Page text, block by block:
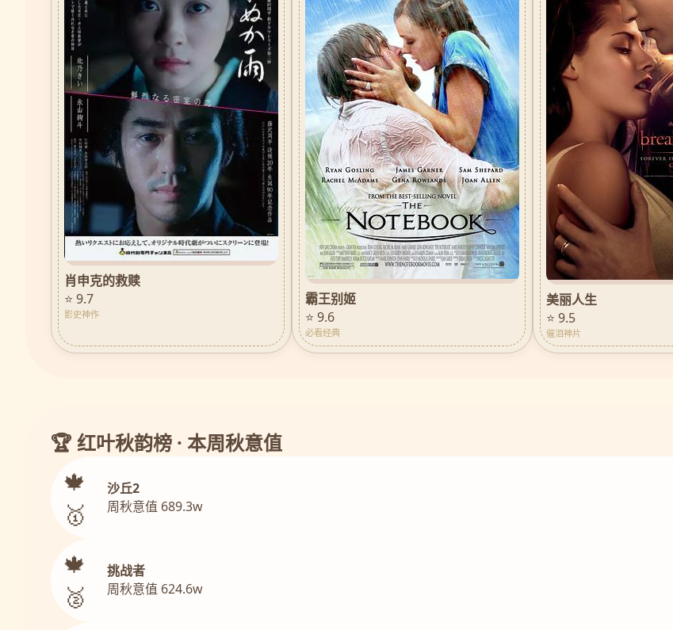
肖申克的救赎
⭐ 9.7
影史神作
霸王别姬
⭐ 9.6
必看经典
美丽人生
⭐ 9.5
催泪神片
🏆 红叶秋韵榜 · 本周秋意值
🍁
🥇
沙丘2
周秋意值 689.3w
🍁
🥈
挑战者
周秋意值 624.6w